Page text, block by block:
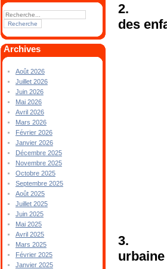
Archives
Août 2026
Juillet 2026
Juin 2026
Mai 2026
Avril 2026
Mars 2026
Février 2026
Janvier 2026
Décembre 2025
Novembre 2025
Octobre 2025
Septembre 2025
Août 2025
Juillet 2025
Juin 2025
Mai 2025
Avril 2025
Mars 2025
Février 2025
Janvier 2025
2.
des
3.
urbaine